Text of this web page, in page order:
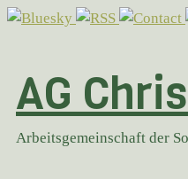
Zum
AG
Arbeitsgemeinschaft der